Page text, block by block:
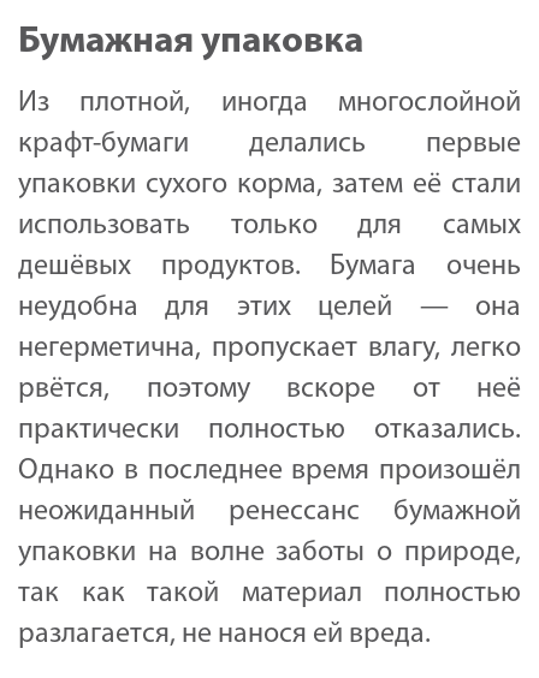
Бумажная упаковка
Из плотной, иногда многослойной
крафт-бумаги делались первые
упаковки сухого корма, затем её стали
использовать только для самых
дешёвых продуктов. Бумага очень
неудобна для этих целей — она
негерметична, пропускает влагу, легко
рвётся, поэтому вскоре от неё
практически полностью отказались.
Однако в последнее время произошёл
неожиданный ренессанс бумажной
упаковки на волне заботы о природе,
так как такой материал полностью
разлагается, не нанося ей вреда.